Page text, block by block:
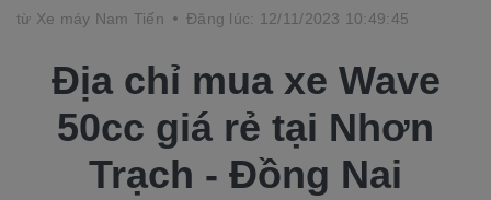
từ Xe máy Nam Tiến Đăng lúc: 12/11/2023 10:49:45
Địa chỉ mua xe Wave
50cc giá rẻ tại Nhơn
Trạch - Đồng Nai